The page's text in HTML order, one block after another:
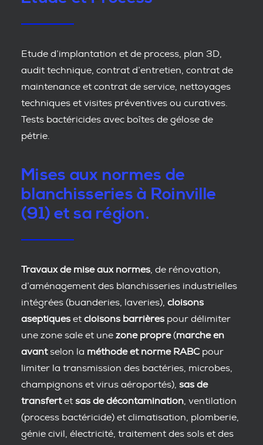
Etude d’implantation et de process, plan 3D,
audit technique, contrat d’entretien, contrat de
maintenance et contrat de service, nettoyages
techniques et visites préventives ou curatives.
Tests bactéricides avec boîtes de gélose de
pétrie.
Mises aux normes de
blanchisseries à Roinville
(91) et sa région.
Travaux de mise aux normes , de rénovation,
d’aménagement des blanchisseries industrielles
intégrées (buanderies, laveries), cloisons
aseptiques et cloisons barrières pour délimiter
une zone sale et une zone propre(marche en
avantselon la méthode et norme RABCpour
limiter la transmission des bactéries, microbes,
champignons et virus aéroportés), sas de
transfertet sas de décontamination , ventilation
(process bactéricide) et climatisation, plomberie,
génie civil, électricité, traitement des sols et des